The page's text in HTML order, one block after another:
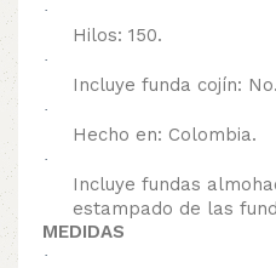
·
Hilos: 150.
·
Incluye funda cojín: No.
·
Hecho en: Colombia.
·
Incluye fundas
estampado de las
MEDIDAS
·